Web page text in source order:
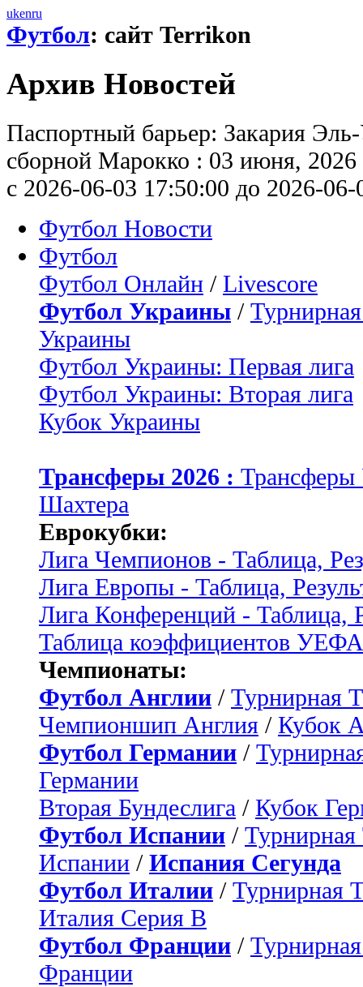
ukenru
Футбол: сайт Terrikon
Архив Новостей
Паспортный барьер: Закария
сборной Марокко : 03 июня,
с 2026-06-03 17:50:00 до 2026-
Футбол Новости
Футбол
Футбол Онлайн / Livescore
Футбол Украины /
Украины
Футбол Украины: Первая лига
Футбол Украины: Вторая лига
Кубок Украины
Трансферы 2026 :
Шахтера
Еврокубки:
Лига Чемпионов - Таблица,
Лига Европы - Таблица,
Лига Конференций - Таблица,
Таблица коэффициентов УЕФА
Чемпионаты:
Футбол Англии / Турнирная
Чемпионшип Англия / Кубок
Футбол Германии /
Германии
Вторая Бундеслига / Кубок
Футбол Испании / Турнирная
Испании / Испания Сегунда
Футбол Италии / Турнирная
Италия Серия B
Футбол Франции /
Франции